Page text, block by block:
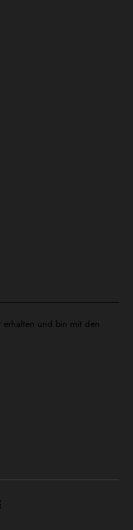
erhalten und bin mit den